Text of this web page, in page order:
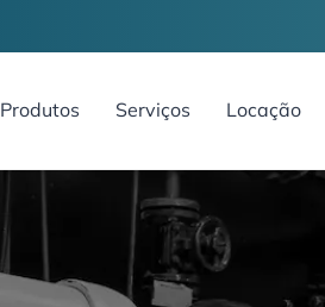
Produtos Serviços Locação